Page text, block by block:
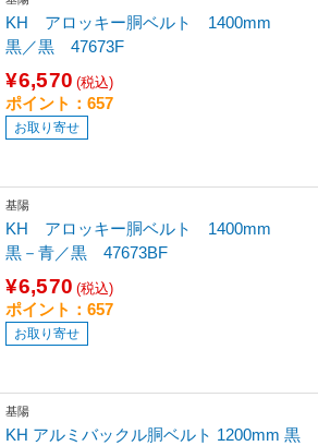
KH アロッキー胴ベルト 1400mm
黒／黒 47673F
¥6,570 (税込)
ポイント：657
お取り寄せ
基陽
KH アロッキー胴ベルト 1400mm
黒－青／黒 47673BF
¥6,570 (税込)
ポイント：657
お取り寄せ
基陽
KH アルミバックル胴ベルト 1200mm 黒